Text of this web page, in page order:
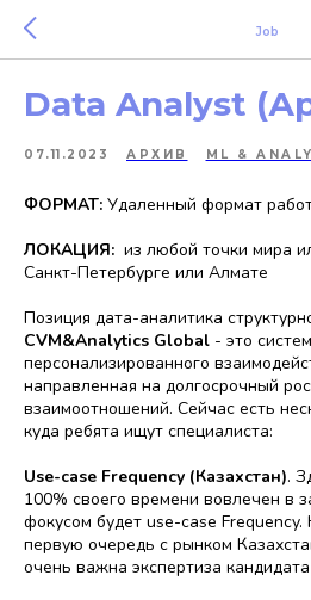
Job
Data Analyst
07.11.2023 АРХИВ ML &
ФОРМАТ: Удаленный формат
ЛОКАЦИЯ: из любой точки мира
Санкт-Петербурге или Алмате
Позиция дата-аналитика
CVM&Analytics Global - это
персонализированного
направленная на долгосрочный
взаимоотношений. Сейчас есть
куда ребята ищут специалиста:
Use-case Frequency (Казахстан).
100% своего времени вовлечен в
фокусом будет use-case
первую очередь с рынком
очень важна экспертиза